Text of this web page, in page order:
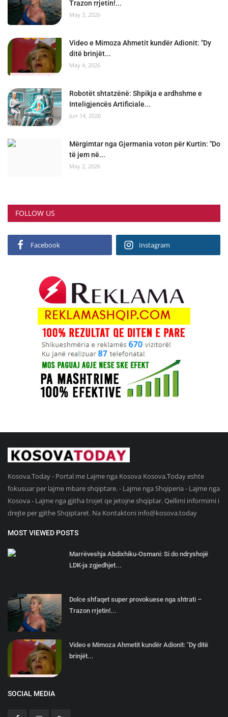
Trazon rrjetin!...
May 3, 2026
Video e Mimoza Ahmetit kundër Adionit: "Dy
ditë brinjët...
May 4, 2026
Robotët shtatzënë: Shpikja e ardhshme e
Inteligjencës Artificiale...
Jun 14, 2026
Mërgimtar nga Gjermania voton për Kurtin: "Do
të jem në...
May 2, 2026
FOLLOW US
Facebook Instagram
Kosova.Today - Portal me Lajme nga Kosova Kosova.Today eshte
fokusuar per lajme mbare shqiptare. - Lajme nga Shqiperia - Lajme nga
Kosova - Lajme nga gjitha trojet qe jetojne shqiptar. Qellimi informimi i
drejte per gjithe Shqiptaret. Na Kontaktoni info@kosova.today
MOST VIEWED POSTS
Marrëveshja Abdixhiku-Osmani: Si do ndryshojë
LDK-ja zgjedhjet...
Dolce shfaqet super provokuese nga shtrati –
Trazon rrjetin!...
Video e Mimoza Ahmetit kundër Adionit: "Dy ditë
brinjët...
SOCIAL MEDIA